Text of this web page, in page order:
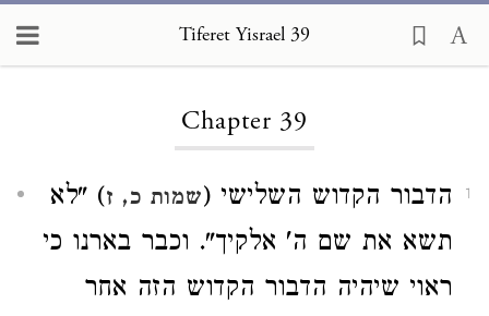
Tiferet Yisrael 39
Chapter 39
1 הדבור הקדוש השלישי (שמות כ, ז) "לא
תשא את שם ה' אלקיך". וכבר בארנו כי
ראוי שיהיה הדבור הקדוש הזה אחר